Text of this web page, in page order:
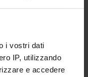
i vostri dati
IP, utilizzando
e accedere